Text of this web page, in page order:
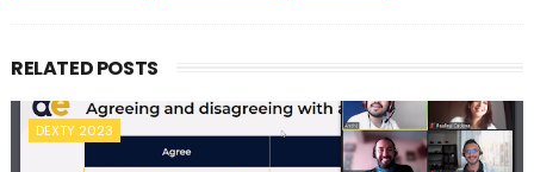
RELATED POSTS
DEXTY 2023